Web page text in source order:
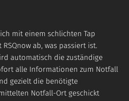
mit einem schlichten Tap
ab, was passiert ist.
automatisch die zuständige
alle Informationen zum Notfall
gezielt die benötigte
Notfall-Ort geschickt